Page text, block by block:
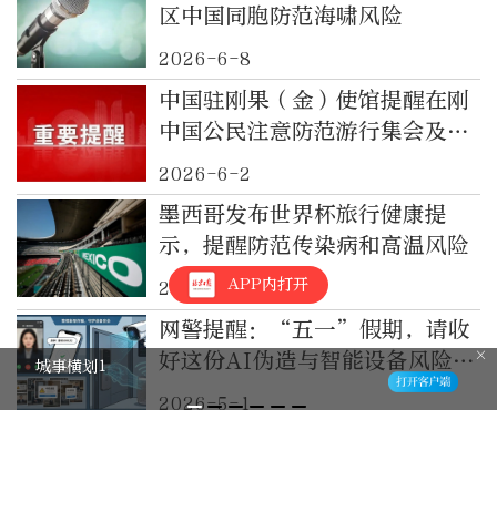
区中国同胞防范海啸风险
2026-6-8
中国驻刚果（金）使馆提醒在刚
中国公民注意防范游行集会及罢
工风险
2026-6-2
墨西哥发布世界杯旅行健康提
示，提醒防范传染病和高温风险
2026-5-22
网警提醒：“五一”假期，请收
好这份AI伪造与智能设备风险防
范指南
2026-5-1
APP内打开
城事横划1